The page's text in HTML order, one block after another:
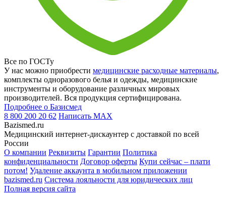
Все по ГОСТу
У нас можно приобрести медицинские расходные материалы,
комплекты одноразового белья и одежды, медицинские
инструменты и оборудование различных мировых
производителей. Вся продукция сертифицирована.
Подробнее о Базисмед
8 800 200 20 62 Написать MAX
Bazismed.ru
Медицинский интернет-дискаунтер с доставкой по всей
России
О компании Реквизиты Гарантии Политика
конфиденциальности Договор оферты Купи сейчас – плати
потом! Удаление аккаунта в мобильном приложении
bazismed.ru Система лояльности для юридических лиц
Полная версия сайта